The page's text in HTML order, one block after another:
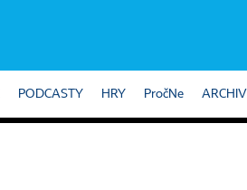
PODCASTY HRY PročNe ARCHIV